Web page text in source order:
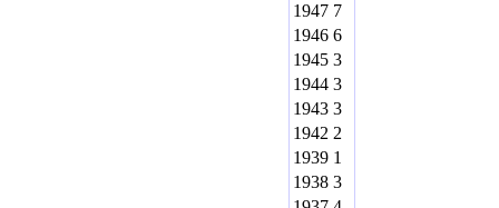
1947 7
1946 6
1945 3
1944 3
1943 3
1942 2
1939 1
1938 3